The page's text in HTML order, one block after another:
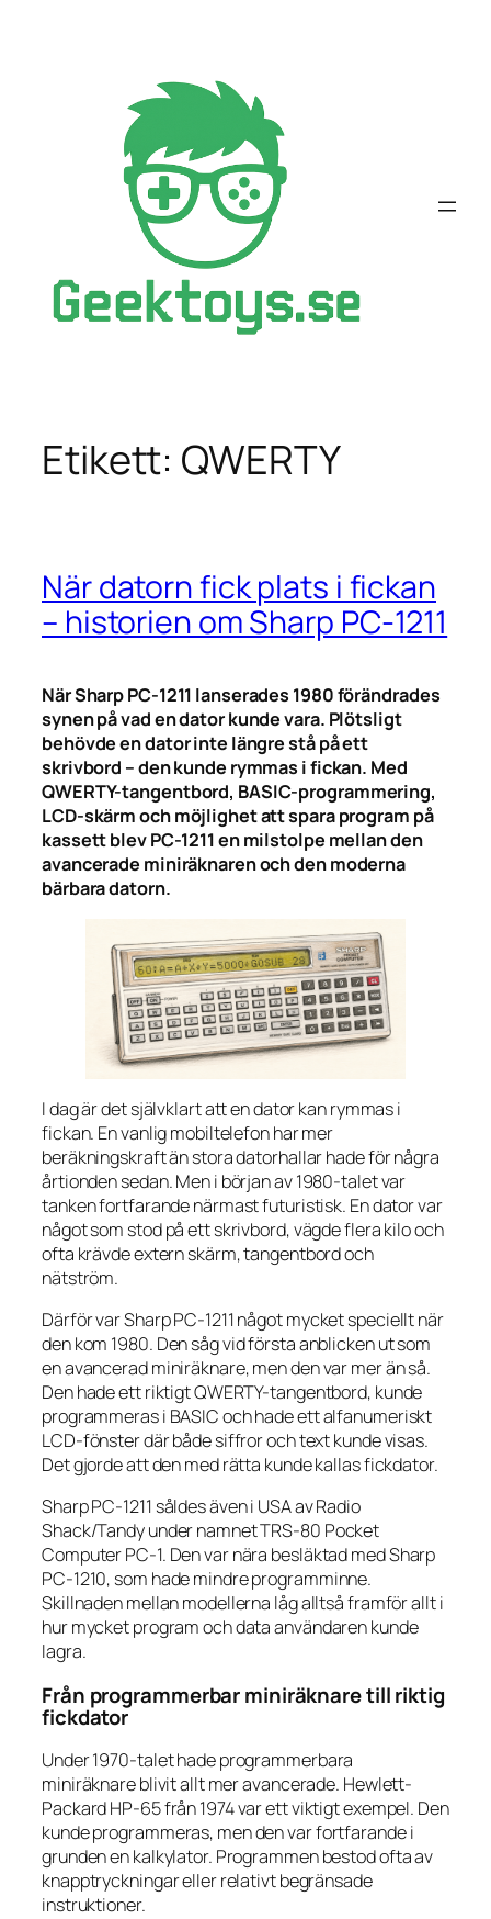
Etikett: QWERTY
När datorn fick plats i fickan
– historien om Sharp PC-1211
När Sharp PC-1211 lanserades 1980 förändrades
synen på vad en dator kunde vara. Plötsligt
behövde en dator inte längre stå på ett
skrivbord – den kunde rymmas i fickan. Med
QWERTY-tangentbord, BASIC-programmering,
LCD-skärm och möjlighet att spara program på
kassett blev PC-1211 en milstolpe mellan den
avancerade miniräknaren och den moderna
bärbara datorn.
I dag är det självklart att en dator kan rymmas i
fickan. En vanlig mobiltelefon har mer
beräkningskraft än stora datorhallar hade för några
årtionden sedan. Men i början av 1980-talet var
tanken fortfarande närmast futuristisk. En dator var
något som stod på ett skrivbord, vägde flera kilo och
ofta krävde extern skärm, tangentbord och
nätström.
Därför var Sharp PC-1211 något mycket speciellt när
den kom 1980. Den såg vid första anblicken ut som
en avancerad miniräknare, men den var mer än så.
Den hade ett riktigt QWERTY-tangentbord, kunde
programmeras i BASIC och hade ett alfanumeriskt
LCD-fönster där både siffror och text kunde visas.
Det gjorde att den med rätta kunde kallas fickdator.
Sharp PC-1211 såldes även i USA av Radio
Shack/Tandy under namnet TRS-80 Pocket
Computer PC-1. Den var nära besläktad med Sharp
PC-1210, som hade mindre programminne.
Skillnaden mellan modellerna låg alltså framför allt i
hur mycket program och data användaren kunde
lagra.
Från programmerbar miniräknare till riktig
fickdator
Under 1970-talet hade programmerbara
miniräknare blivit allt mer avancerade. Hewlett-
Packard HP-65 från 1974 var ett viktigt exempel. Den
kunde programmeras, men den var fortfarande i
grunden en kalkylator. Programmen bestod ofta av
knapptryckningar eller relativt begränsade
instruktioner.